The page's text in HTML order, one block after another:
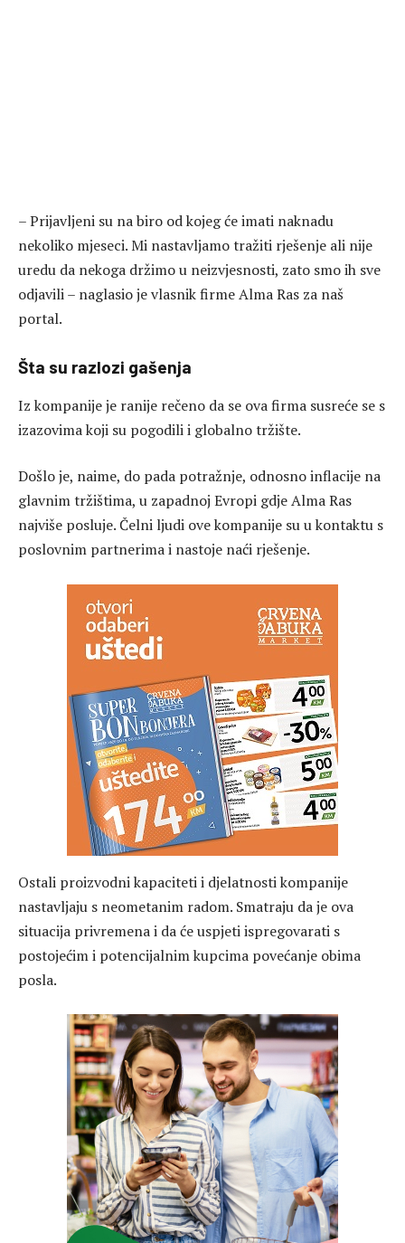
– Prijavljeni su na biro od kojeg će imati naknadu
nekoliko mjeseci. Mi nastavljamo tražiti rješenje ali nije
uredu da nekoga držimo u neizvjesnosti, zato smo ih sve
odjavili – naglasio je vlasnik firme Alma Ras za naš
portal.
Šta su razlozi gašenja
Iz kompanije je ranije rečeno da se ova firma susreće se s
izazovima koji su pogodili i globalno tržište.
Došlo je, naime, do pada potražnje, odnosno inflacije na
glavnim tržištima, u zapadnoj Evropi gdje Alma Ras
najviše posluje. Čelni ljudi ove kompanije su u kontaktu s
poslovnim partnerima i nastoje naći rješenje.
Ostali proizvodni kapaciteti i djelatnosti kompanije
nastavljaju s neometanim radom. Smatraju da je ova
situacija privremena i da će uspjeti ispregovarati s
postojećim i potencijalnim kupcima povećanje obima
posla.